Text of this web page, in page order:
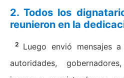
2. Todos los
reunieron en la
2 Luego envió mensajes
autoridades,